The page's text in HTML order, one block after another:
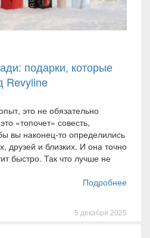
подарки, которые
Revyline
это не обязательно
«топочет» совесть,
вы наконец-то определились
друзей и близких. И она точно
быстро. Так что лучше не
Подробнее
5 декабря 2025